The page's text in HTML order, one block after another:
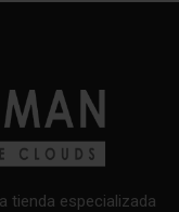
tienda especializada